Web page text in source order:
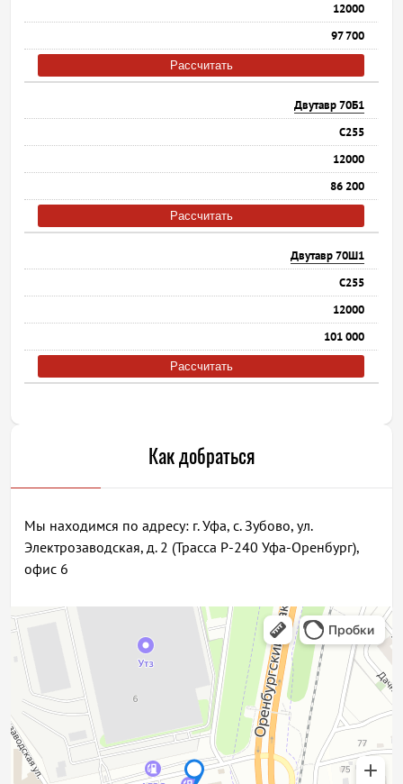
12000
97 700
Рассчитать
Двутавр 70Б1
С255
12000
86 200
Рассчитать
Двутавр 70Ш1
С255
12000
101 000
Рассчитать
Как добраться
Мы находимся по адресу: г. Уфа, с. Зубово, ул.
Электрозаводская, д. 2 (Трасса Р-240 Уфа-Оренбург),
офис 6